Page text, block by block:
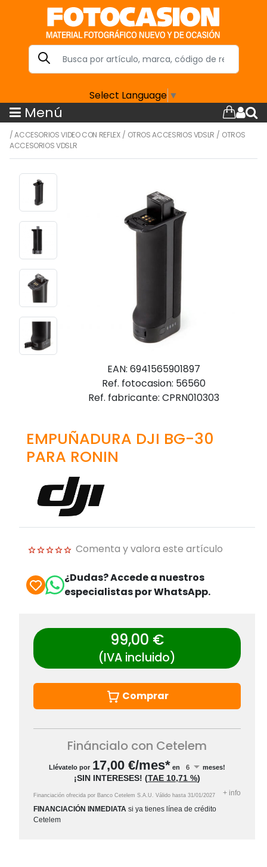
Select Language ▼
Menú
/ACCESORIOS VIDEO CON REFLEX/ OTROS ACCESRIOS VDSLR / OTROS
ACCESORIOS VDSLR
EAN: 6941565901897
Ref. fotocasion: 56560
Ref. fabricante: CPRN010303
EMPUÑADURA DJI BG-30
PARA RONIN
Comenta y valora este artículo
¿Dudas? Accede a nuestros
especialistas por WhatsApp.
99,00 €
(IVA incluido)
Comprar
Fináncialo con Cetelem
Llévatelo por 17,00 €/mes* en meses!
¡SIN INTERESES! (TAE 10,71 %)
Financiación ofrecida por Banco Cetelem S.A.U. Válido hasta 31/01/2027 + info
FINANCIACIÓN INMEDIATA si ya tienes línea de crédito
Cetelem